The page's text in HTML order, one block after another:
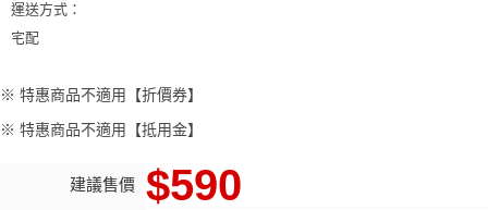
運送方式：
宅配
※ 特惠商品不適用【折價券】
※ 特惠商品不適用【抵用金】
建議售價 $590